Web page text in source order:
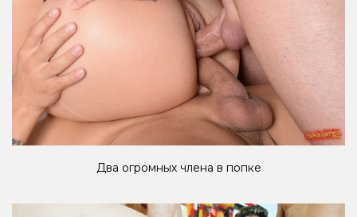
Два огромных члена в попке